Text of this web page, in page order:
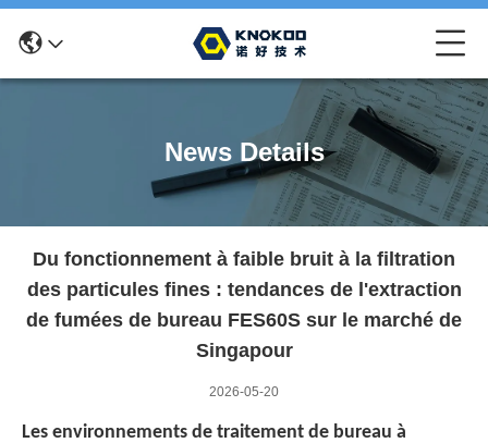
News Details
Du fonctionnement à faible bruit à la filtration
des particules fines : tendances de l'extraction
de fumées de bureau FES60S sur le marché de
Singapour
2026-05-20
Les environnements de traitement de bureau à